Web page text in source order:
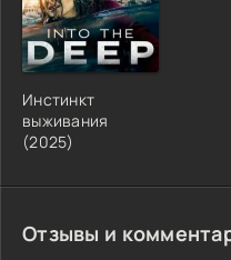
Инстинкт
выживания
(2025)
Отзывы и